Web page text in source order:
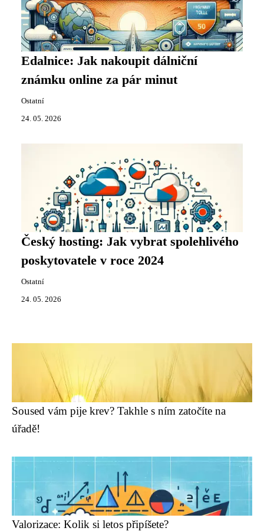
Edalnice: Jak nakoupit dálniční
známku online za pár minut
Ostatní
24. 05. 2026
Český hosting: Jak vybrat spolehlivého
poskytovatele v roce 2024
Ostatní
24. 05. 2026
Soused vám pije krev? Takhle s ním zatočíte na
úřadě!
Valorizace: Kolik si letos připíšete?